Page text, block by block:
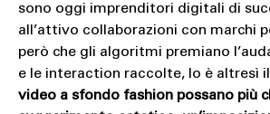
sono oggi imprenditori digitali di
all’attivo collaborazioni con marchi
però che gli algoritmi premiano
e le interaction raccolte, lo è altresì
video a sfondo fashion possano più